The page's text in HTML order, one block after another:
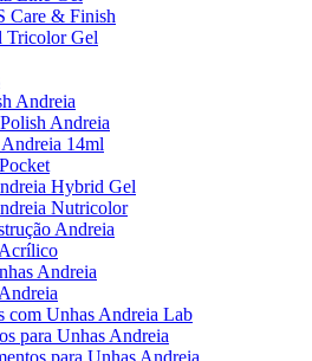
Care & Finish
Tricolor Gel
Andreia
Andreia
14ml
Hybrid Gel
Nutricolor
Andreia
Andreia
com Unhas Andreia Lab
para Unhas Andreia
para Unhas Andreia